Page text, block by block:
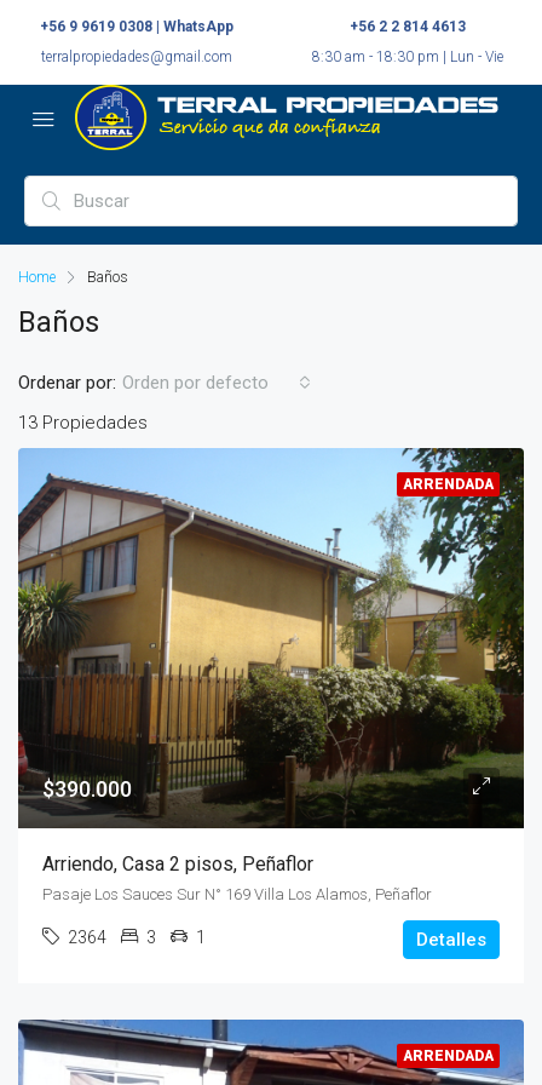
+56 9 9619 0308 | WhatsApp
terralpropiedades@gmail.com
+56 2 2 814 4613
8:30 am - 18:30 pm | Lun - Vie
Home Baños
Baños
13 Propiedades
Ordenar por: Orden por defecto
ARRENDADA
$390.000
Arriendo, Casa 2 pisos, Peñaflor
Pasaje Los Sauces Sur N° 169 Villa Los Alamos, Peñaflor
2364 3 1 Detalles
ARRENDADA